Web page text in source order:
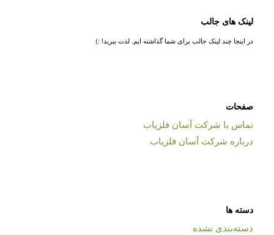
لینک های جالب
در اینجا چند لینک جالب برای شما گذاشته ایم. لذت ببرید! :)
صفحات
تماس با شرکت آسان فلزیاب
درباره شرکت آسان فلزیاب
دسته ها
دسته‌بندی نشده